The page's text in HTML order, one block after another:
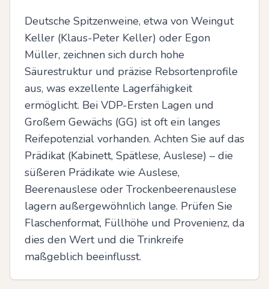
Deutsche Spitzenweine, etwa von Weingut
Keller (Klaus-Peter Keller) oder Egon
Müller, zeichnen sich durch hohe
Säurestruktur und präzise Rebsortenprofile
aus, was exzellente Lagerfähigkeit
ermöglicht. Bei VDP-Ersten Lagen und
Großem Gewächs (GG) ist oft ein langes
Reifepotenzial vorhanden. Achten Sie auf das
Prädikat (Kabinett, Spätlese, Auslese) – die
süßeren Prädikate wie Auslese,
Beerenauslese oder Trockenbeerenauslese
lagern außergewöhnlich lange. Prüfen Sie
Flaschenformat, Füllhöhe und Provenienz, da
dies den Wert und die Trinkreife
maßgeblich beeinflusst.